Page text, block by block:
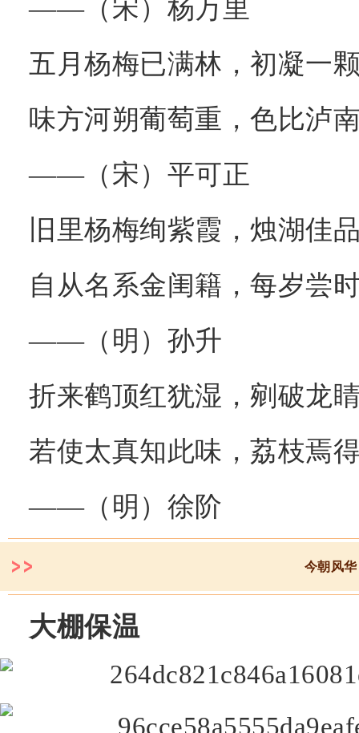
——（宋）杨万里
五月杨梅已满林，初凝一
味方河朔葡萄重，色比泸
——（宋）平可正
旧里杨梅绚紫霞，烛湖佳
自从名系金闺籍，每岁尝
——（明）孙升
折来鹤顶红犹湿，剜破龙
若使太真知此味，荔枝焉
——（明）徐阶
今朝风华
大棚保温